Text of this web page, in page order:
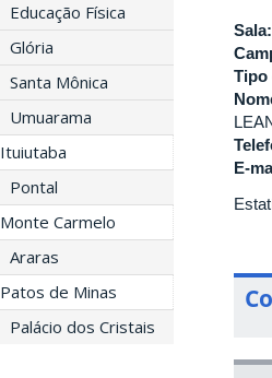
Educação Física
Glória
Santa Mônica
Umuarama
Ituiutaba
Pontal
Monte Carmelo
Araras
Patos de Minas
Palácio dos Cristais
Sala:
Tipo
E-